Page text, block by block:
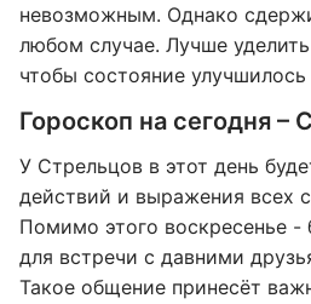
невозможным. Однако
любом случае. Лучше
чтобы состояние
Гороскоп на сегодня –
У Стрельцов в этот день
действий и выражения всех
Помимо этого воскресенье -
для встречи с давними
Такое общение принесёт